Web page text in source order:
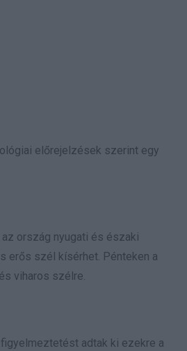
előrejelzések szerint egy
ország nyugati és északi
erős szél kísérhet. Pénteken a
viharos szélre.
adtak ki ezekre a